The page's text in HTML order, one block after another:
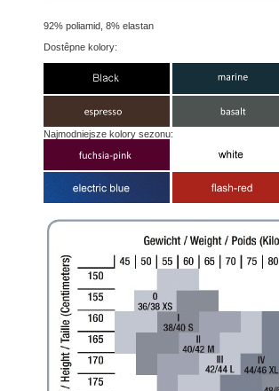
92% poliamid, 8% elastan
Dostêpne kolory:
Najmodniejsze kolory sezonu: